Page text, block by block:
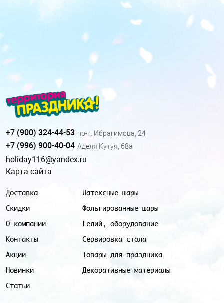
Доставка
Скидки
О компании
Контакты
Акции
Новинки
Статьи
Латексные шары
Фольгированные шары
Гелий, оборудование
Сервировка стола
Товары для праздника
Декоративные материалы
+7 (900) 324-44-53 пр-т. Ибрагимова, 24
+7 (996) 900-40-04 Аделя Кутуя, 68а
holiday116@yandex.ru
Карта сайта